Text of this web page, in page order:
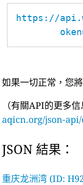
https://
如果一切正常，您
（有關API的更多
aqicn.org/json-
JSON 結果：
重庆龙洲湾 (ID: